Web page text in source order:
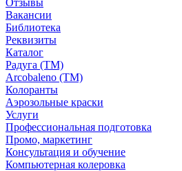
Отзывы
Вакансии
Библиотека
Реквизиты
Каталог
Радуга (ТМ)
Arcobaleno (ТМ)
Колоранты
Аэрозольные краски
Услуги
Профессиональная подготовка
Промо, маркетинг
Консультация и обучение
Компьютерная колеровка